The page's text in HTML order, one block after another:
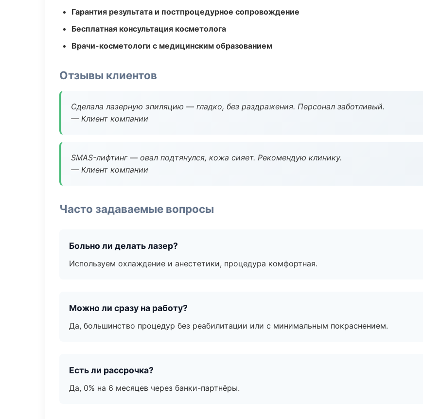
Гарантия результата и постпроцедурное сопровождение
Бесплатная консультация косметолога
Врачи-косметологи с медицинским образованием
Отзывы клиентов
Сделала лазерную эпиляцию — гладко, без раздражения. Персонал заботливый.
— Клиент компании
SMAS-лифтинг — овал подтянулся, кожа сияет. Рекомендую клинику.
— Клиент компании
Часто задаваемые вопросы
Больно ли делать лазер?
Используем охлаждение и анестетики, процедура комфортная.
Можно ли сразу на работу?
Да, большинство процедур без реабилитации или с минимальным покраснением.
Есть ли рассрочка?
Да, 0% на 6 месяцев через банки-партнёры.